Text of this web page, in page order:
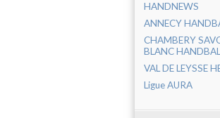
HANDNEWS
ANNECY
CHAMBERY
BLANC
VAL DE LEYSSE
Ligue AURA